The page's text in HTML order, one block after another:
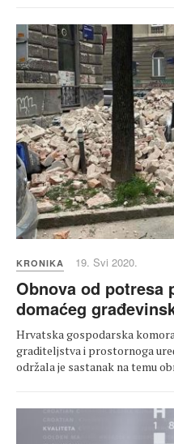
KRONIKA 19. Svi 2020.
Obnova od potresa
domaćeg
Hrvatska gospodarska
graditeljstva i prostornoga
održala je sastanak na temu